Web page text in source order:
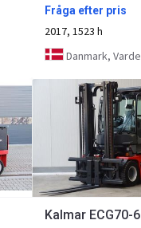
Fråga efter pris
2017, 1523 h
Danmark, Varde
Kalmar ECG70-6